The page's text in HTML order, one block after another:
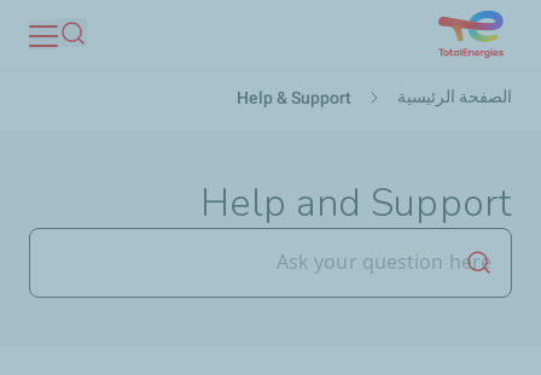
المحتوى
بحث
مسار
الصفحة الرئيسية Help & Support
Help and Support
بدء البحث